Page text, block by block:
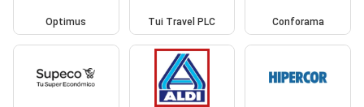
Optimus Tui Travel PLC Conforama